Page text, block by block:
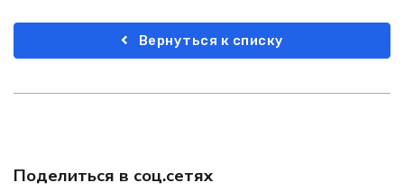
Поделиться в соц.сетях
Вернуться к списку